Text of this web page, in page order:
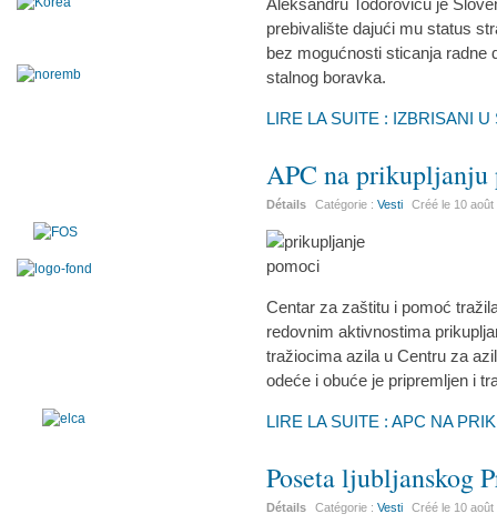
Aleksandru Todoroviću je
prebivalište dajući mu status
bez mogućnosti sticanja radne
stalnog boravka.
LIRE LA SUITE : IZBRISANI
APC na prikupljanju
Détails Catégorie :Vesti Créé le 10 août
Centar za zaštitu i pomoć
redovnim aktivnostima
tražiocima azila u Centru za
odeće i obuće je pripremljen i
LIRE LA SUITE : APC NA
Poseta ljubljanskog
Détails Catégorie :Vesti Créé le 10 août